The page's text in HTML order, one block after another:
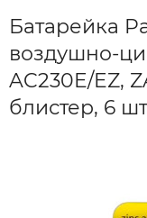
Батарейка
воздушно-
AC230E/EZ,
блистер, 6